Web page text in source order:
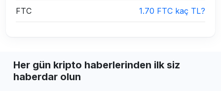
FTC 1.70 FTC kaç TL?
Her gün kripto haberlerinden ilk siz
haberdar olun